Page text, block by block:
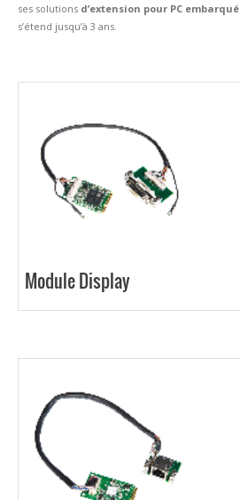
ses solutions d’extension pour PC embarqué
s’étend jusqu’à 3 ans.
Module Display